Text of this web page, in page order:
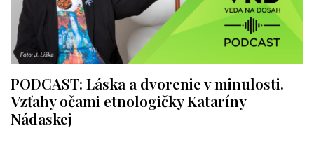
PODCAST: Láska a dvorenie v minulosti.
Vzťahy očami etnologičky Kataríny
Nádaskej